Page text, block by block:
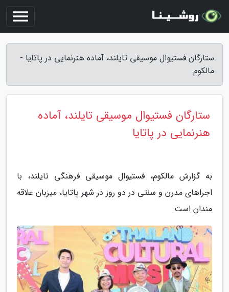
ستارگان فستیوال موسیقی تایلند، آماده هنرنمایی در پاتایا -
مالکوم
ستارگان فستیوال موسیقی تایلند، آماده
هنرنمایی در پاتایا
به گزارش مالکوم، فستیوال موسیقی فرهنگی تایلند، با
اجراهای مدرن و سنتی در دو روز در شهر پاتایا، میزبان علاقه
مندان است.